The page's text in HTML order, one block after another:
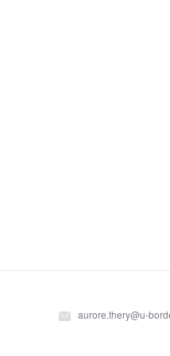
aurore.thery@u-